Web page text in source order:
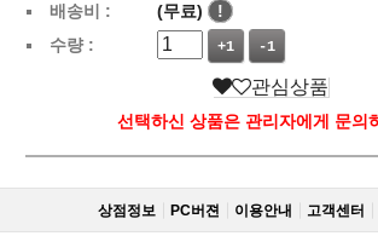
배송비 :
(무료)
!
수량 :
+1 -1
관심상품
선택하신 상품은 관리자에게 문의
상점정보 PC버젼 이용안내 고객센터